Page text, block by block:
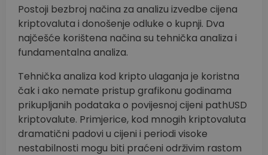
Postoji bezbroj načina za analizu izvedbe cijena
kriptovaluta i donošenje odluke o kupnji. Dva
najčešće korištena načina su tehnička analiza i
fundamentalna analiza.
Tehnička analiza kod kripto ulaganja je koristna
čak i ako nemate pristup grafikonu godinama
prikupljanih podataka o povijesnoj cijeni pathUSD
kriptovalute. Primjerice, kod mnogih kriptovaluta
dramatični padovi u cijeni i periodi visoke
nestabilnosti mogu biti praćeni održivim rastom